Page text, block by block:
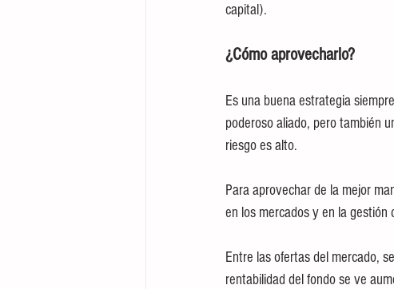
capital).
¿Cómo aprovecharlo?
Es una buena estrategia
poderoso aliado, pero también
riesgo es alto.
Para aprovechar de la mejor
en los mercados y en la
Entre las ofertas del mercado,
rentabilidad del fondo se ve